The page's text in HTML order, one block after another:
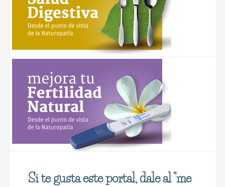
Si te gusta este portal, dale al "me